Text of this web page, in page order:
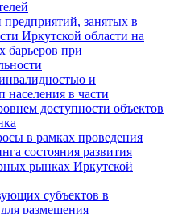
занятых в
Иркутской области на
барьеров при
и
в части
доступности объектов
в рамках проведения
состояния развития
рынках Иркутской
субъектов в
размещения